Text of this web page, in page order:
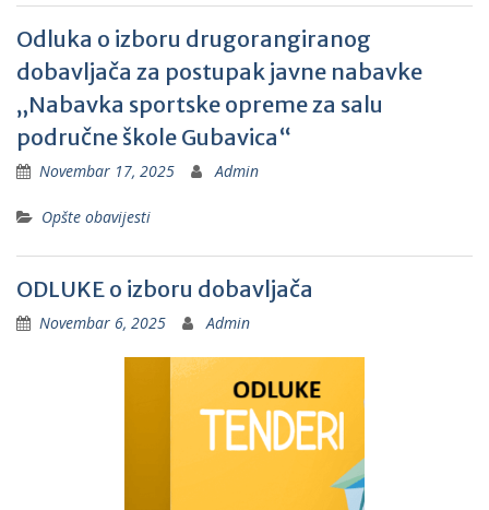
Odluka o izboru drugorangiranog
dobavljača za postupak javne nabavke
„Nabavka sportske opreme za salu
područne škole Gubavica“
Novembar 17, 2025 Admin
Opšte obavijesti
ODLUKE o izboru dobavljača
Novembar 6, 2025 Admin